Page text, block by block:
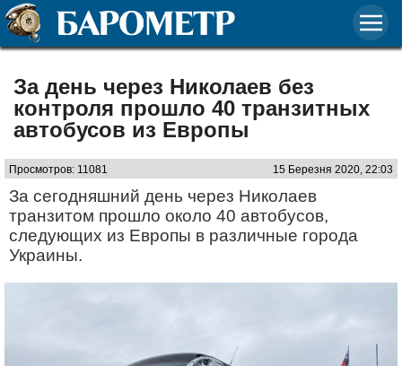
За день через Николаев без
контроля прошло 40 транзитных
автобусов из Европы
Просмотров: 11081 15 Березня 2020, 22:03
За сегодняшний день через Николаев
транзитом прошло около 40 автобусов,
следующих из Европы в различные города
Украины.